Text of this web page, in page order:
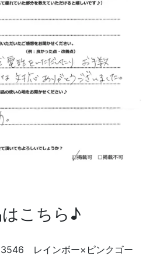
こちら♪
レインボー×ピンクゴー